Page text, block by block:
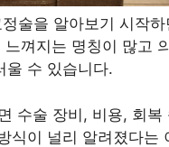
술을 알아보기 시작
껴지는 명칭이 많고
울 수 있습니다.
수술 장비, 비용, 회
식이 널리 알려졌다는